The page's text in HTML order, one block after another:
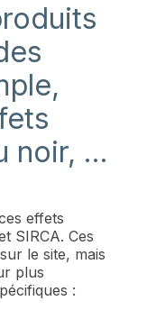
noir, …
effets
SIRCA. Ces
le site, mais
plus
: